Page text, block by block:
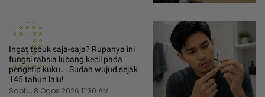
2
Ingat tebuk saja-saja? Rupanya ini
fungsi rahsia lubang kecil pada
pengetip kuku... Sudah wujud sejak
145 tahun lalu!
Sabtu, 8 Ogos 2026 11:30 AM